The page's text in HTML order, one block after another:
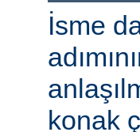
İsme
konak